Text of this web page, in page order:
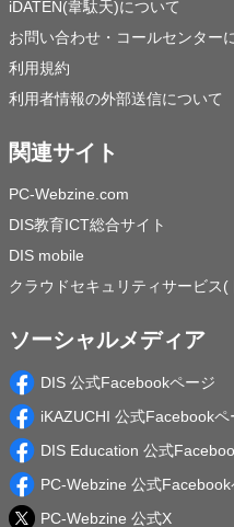
iDATEN(韋駄天)について
お問い合わせ・コールセンター
利用規約
利用者情報の外部送信について
関連サイト
PC-Webzine.com
DIS教育ICT総合サイト
DIS mobile
クラウドセキュリティサービス
ソーシャルメディア
DIS 公式Facebookページ
iKAZUCHI 公式Facebookペ
DIS Education 公式
PC-Webzine 公式Facebook
PC-Webzine 公式X